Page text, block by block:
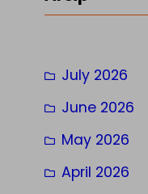
c
July 2026
June 2026
May 2026
April 2026